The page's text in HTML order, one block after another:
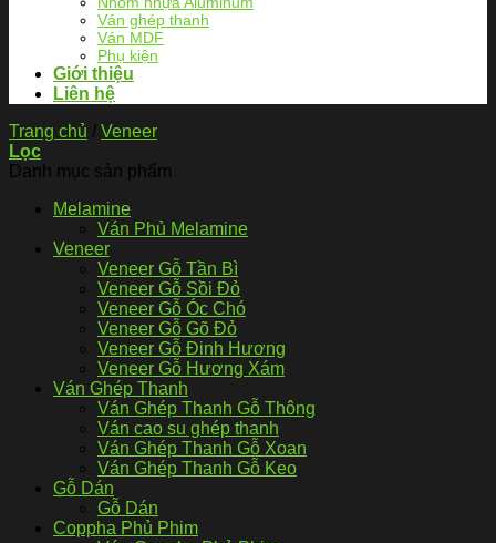
Ván ghép thanh
Ván MDF
Phụ kiện
Giới thiệu
Liên hệ
Trang chủ / Veneer
Lọc
Danh mục sản phẩm
Melamine
Ván Phủ Melamine
Veneer
Veneer Gỗ Tần Bì
Veneer Gỗ Sồi Đỏ
Veneer Gỗ Óc Chó
Veneer Gỗ Gõ Đỏ
Veneer Gỗ Đinh Hương
Veneer Gỗ Hương Xám
Ván Ghép Thanh
Ván Ghép Thanh Gỗ Thông
Ván cao su ghép thanh
Ván Ghép Thanh Gỗ Xoan
Ván Ghép Thanh Gỗ Keo
Gỗ Dán
Gỗ Dán
Coppha Phủ Phim